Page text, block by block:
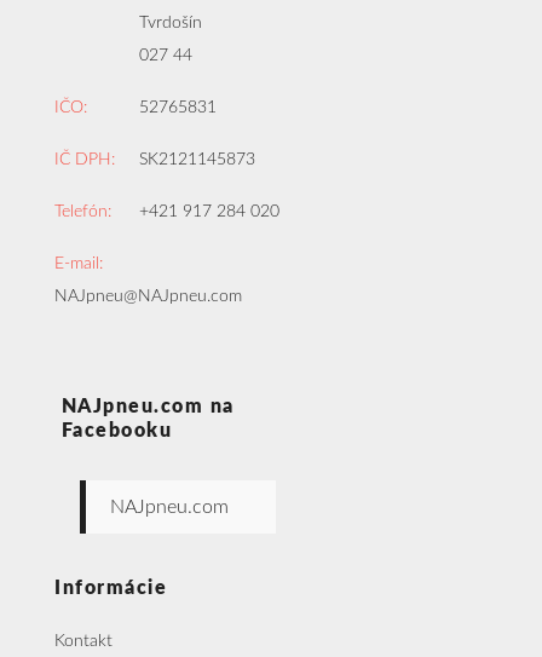
Tvrdošín
027 44
IČO: 52765831
IČ DPH: SK2121145873
Telefón: +421 917 284 020
E-mail:
NAJpneu@NAJpneu.com
NAJpneu.com na
Facebooku
NAJpneu.com
Informácie
Kontakt